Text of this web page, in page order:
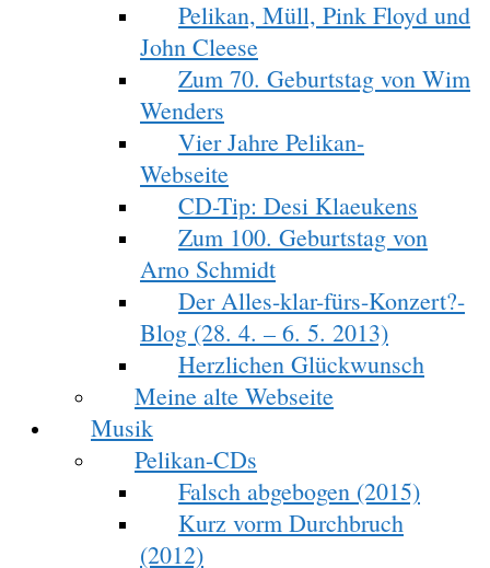
Pelikan, Müll, Pink Floyd und
John Cleese
Zum 70. Geburtstag von Wim
Wenders
Vier Jahre Pelikan-
Webseite
CD-Tip: Desi Klaeukens
Zum 100. Geburtstag von
Arno Schmidt
Der Alles-klar-fürs-Konzert?-
Blog (28. 4. – 6. 5. 2013)
Herzlichen Glückwunsch
Meine alte Webseite
Musik
Pelikan-CDs
Falsch abgebogen (2015)
Kurz vorm Durchbruch
(2012)